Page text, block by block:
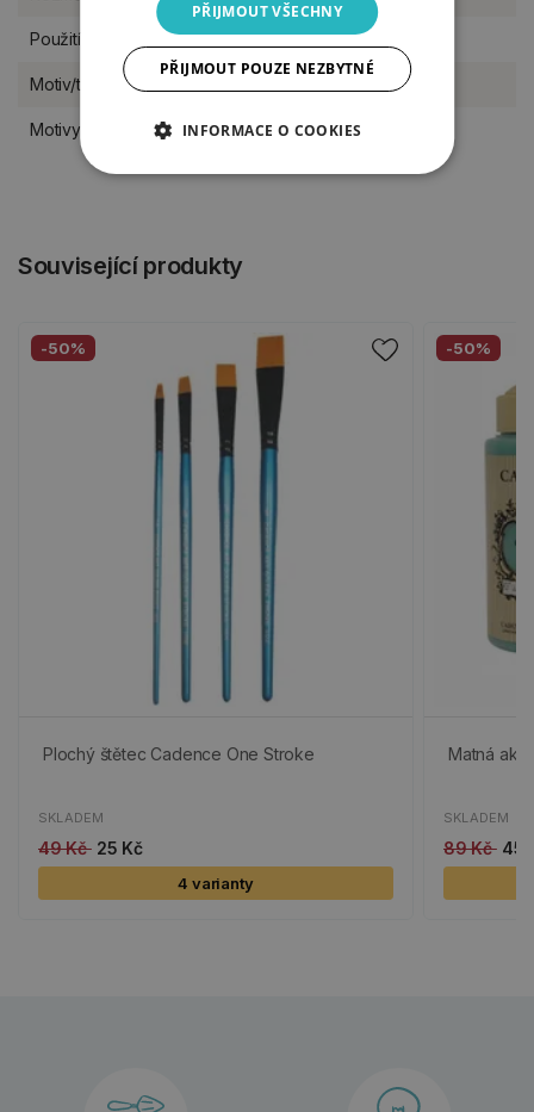
Použití na postavení do stojánku
Motiv/téma
Motivy výřezů Pohádkový svět
Související produkty
-50%
Plochý štětec Cadence One Stroke
SKLADEM
49 Kč 25 Kč
4 varianty
-50%
Matná
SKLADEM
89 Kč 45
PŘIJMOUT VŠECHNY
PŘIJMOUT POUZE NEZBYTNÉ
INFORMACE O COOKIES